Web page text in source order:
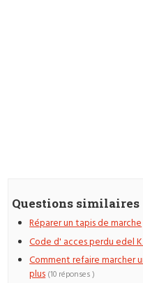
Questions similaires
Réparer un tapis de marche
Code d' acces perdu edel
Comment refaire marcher
plus (10 réponses )